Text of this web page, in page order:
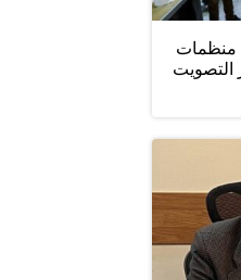
منظمات
التصويت